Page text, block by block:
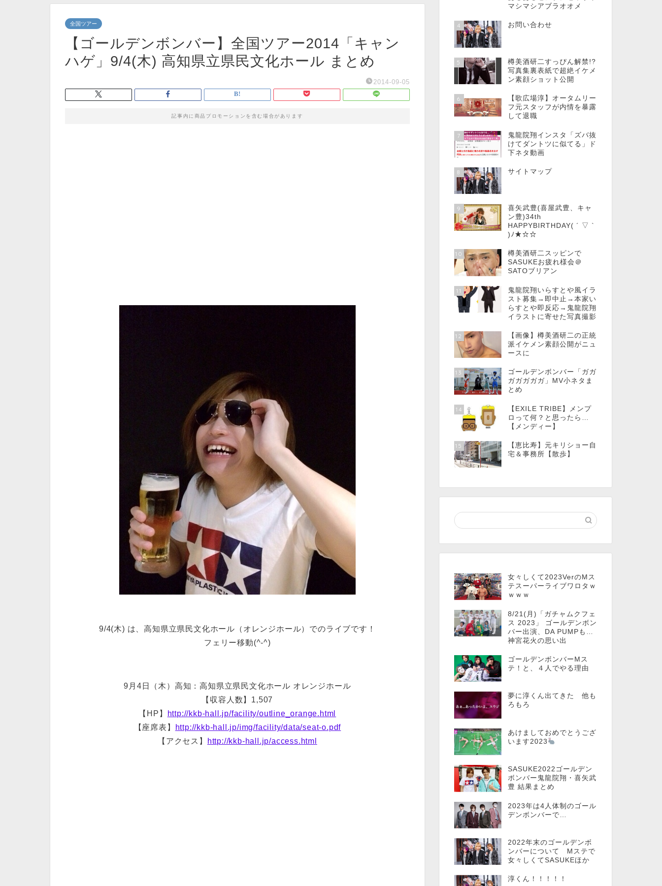
全国ツアー
【ゴールデンボンバー】全国ツアー2014「キャン
ハゲ」9/4(木) 高知県立県民文化ホール まとめ
2014-09-05
記事内に商品プロモーションを含む場合があります
9/4(木) は、高知県立県民文化ホール（オレンジホール）でのライブです！
フェリー移動(^-^)
9月4日（木）高知：高知県立県民文化ホール オレンジホール
【収容人数】1,507
【HP】
http://kkb-hall.jp/facility/outline_orange.html
【座席表】
http://kkb-hall.jp/img/facility/data/seat-o.pdf
【アクセス】
http://kkb-hall.jp/access.html
マシマシアブラオオメ
4 お問い合わせ
5
樽美酒研二すっぴん解禁!?
写真集裏表紙で超絶イケメ
ン素顔ショット公開
6
【歌広場淳】オータムリー
フ元スタッフが内情を暴露
して退職
7
鬼龍院翔インスタ「ズバ抜
けてダントツに似てる」ド
下ネタ動画
8 サイトマップ
9
喜矢武豊(喜屋武豊、キャ
ン豊)34th
HAPPYBIRTHDAY( ´ ▽ `
)ﾉ★☆☆
10
樽美酒研二スッピンで
SASUKEお疲れ様会＠
SATOブリアン
11
鬼龍院翔いらすとや風イラ
スト募集→即中止→本家い
らすとや即反応→鬼龍院翔
イラストに寄せた写真撮影
12
【画像】樽美酒研二の正統
派イケメン素顔公開がニュ
ースに
13
ゴールデンボンバー「ガガ
ガガガガガ」MV小ネタま
とめ
14
【EXILE TRIBE】メンプ
ロって何？と思ったら…
【メンディー】
15
【恵比寿】元キリショー自
宅＆事務所【散歩】
女々しくて2023VerのMス
テスーパーライブワロタｗ
ｗｗｗ
8/21(月)「ガチャムクフェ
ス 2023」 ゴールデンボン
バー出演、DA PUMPも…
神宮花火の思い出
ゴールデンボンバーMス
テ！と、４人でやる理由
夢に淳くん出てきた 他も
ろもろ
あけましておめでとうござ
います2023
SASUKE2022ゴールデン
ボンバー鬼龍院翔・喜矢武
豊 結果まとめ
2023年は4人体制のゴール
デンボンバーで…
2022年末のゴールデンボ
ンバーについて Mステで
女々しくてSASUKEほか
淳くん！！！！！